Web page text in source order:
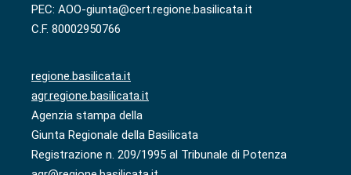
PEC: AOO-giunta@cert.regione.basilicata.it
C.F. 80002950766
regione.basilicata.it
agr.regione.basilicata.it
Agenzia stampa della
Giunta Regionale della Basilicata
Registrazione n. 209/1995 al Tribunale di Potenza